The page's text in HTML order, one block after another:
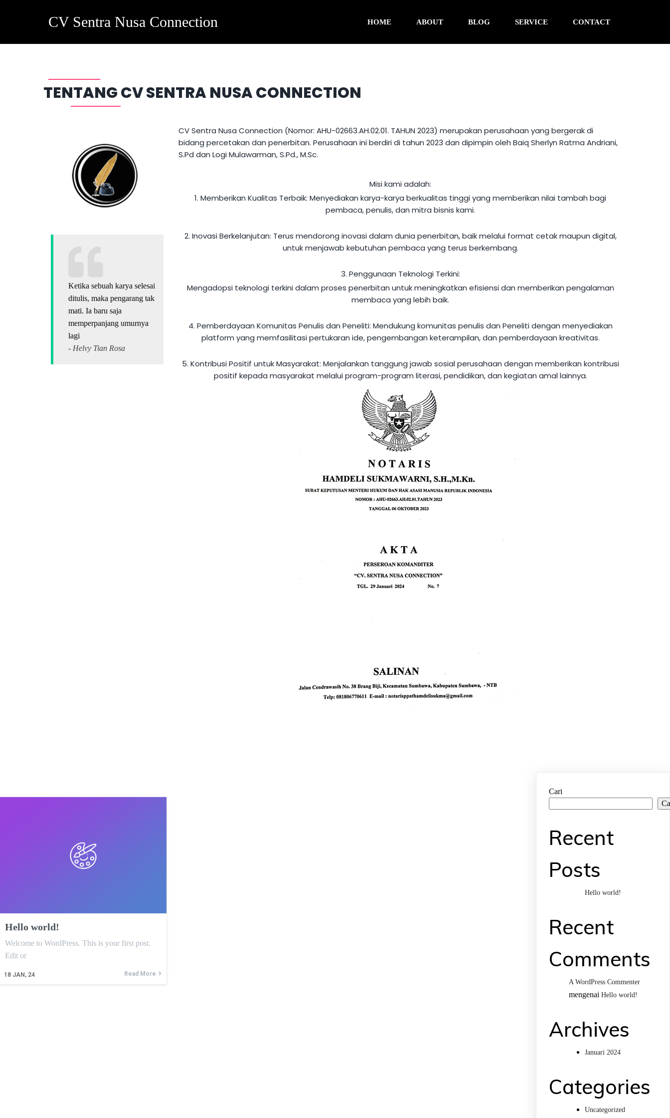
CV Sentra Nusa Connection HOME ABOUT BLOG SERVICE CONTACT
TENTANG CV SENTRA NUSA CONNECTION
Ketika sebuah karya selesai
ditulis, maka pengarang tak
mati. Ia baru saja
memperpanjang umurnya
lagi
- Helvy Tian Rosa
CV Sentra Nusa Connection (Nomor: AHU-02663.AH.02.01. TAHUN 2023)merupakan perusahaan yang bergerak di
bidang percetakan dan penerbitan. Perusahaan ini berdiri di tahun 2023 dan dipimpin olehBaiq Sherlyn Ratma Andriani,
S.Pd danLogi Mulawarman, S.Pd., M.Sc.
Misi kami adalah:
1. Memberikan Kualitas Terbaik: Menyediakan karya-karya berkualitas tinggi yang memberikan nilai tambah bagi
pembaca, penulis, dan mitra bisnis kami.
2. Inovasi Berkelanjutan: Terus mendorong inovasi dalam dunia penerbitan, baik melalui format cetak maupun digital,
untuk menjawab kebutuhan pembaca yang terus berkembang.
3. Penggunaan Teknologi Terkini:
Mengadopsi teknologi terkini dalam proses penerbitan untuk meningkatkan efisiensi dan memberikan pengalaman
membaca yang lebih baik.
4. Pemberdayaan Komunitas Penulis dan Peneliti: Mendukung komunitas penulis dan Peneliti dengan menyediakan
platform yang memfasilitasi pertukaran ide, pengembangan keterampilan, dan pemberdayaan kreativitas.
5. Kontribusi Positif untuk Masyarakat: Menjalankan tanggung jawab sosial perusahaan dengan memberikan kontribusi
positif kepada masyarakat melalui program-program literasi, pendidikan, dan kegiatan amal lainnya.
Hello world!
18 JAN, 24
Welcome to WordPress. This is your first post.
Edit or
Read More
Cari
Recent
Posts
Hello world!
Recent
Comments
A WordPress Commenter
mengenaiHello world!
Archives
Januari 2024
Categories
Uncategorized